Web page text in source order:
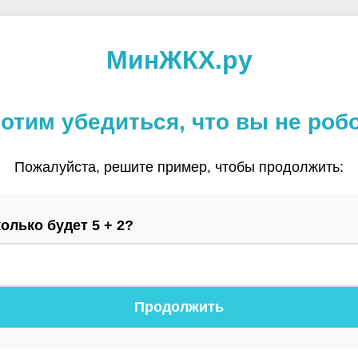
МинЖКХ.ру
убедиться, что вы не
Пожалуйста, решите пример, чтобы продолжить:
будет 5 + 2?
Продолжить